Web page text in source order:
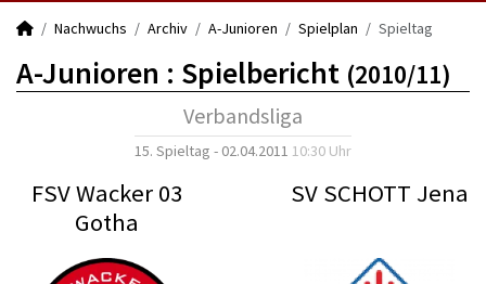
Nachwuchs Archiv A-Junioren Spielplan Spieltag
A-Junioren : Spielbericht (2010/11)
Verbandsliga
15. Spieltag - 02.04.2011 10:30 Uhr
FSV Wacker 03
Gotha
SV SCHOTT Jena